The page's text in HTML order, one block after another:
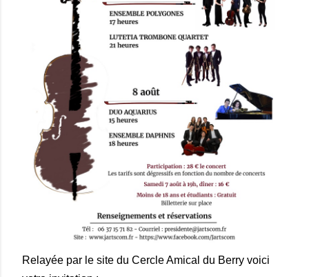
Relayée par le site du Cercle Amical du Berry voici